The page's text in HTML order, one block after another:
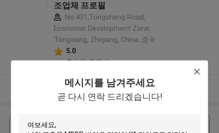
메시지를 남겨주세요
곧 다시 연락 드리겠습니다!
조업체 프로필
No.431,Tongsheng Road,
Economic Development Zone,
Tongxiang, Zhejiang, China ,중국
5.0
확인된 공급자
더 많은 것을 전망하십시오